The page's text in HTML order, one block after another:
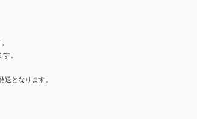
。
となります。